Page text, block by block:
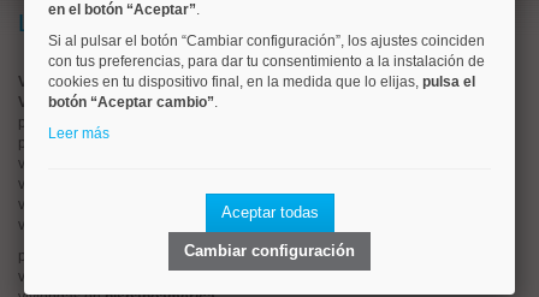
Lo más buscado
Valorar vivienda online
Vender piso
pisos en
chamberí
pisos en moncloa
viviendas en
viviendas en
viviendas en
viviendas en
pisos en
viviendas en
en el botón “Aceptar”.
Si al pulsar el botón “Cambiar configuración”, los ajustes coinciden
con tus preferencias, para dar tu consentimiento a la instalación de
cookies en tu dispositivo final, en la medida que lo elijas, pulsa el
botón “Aceptar cambio”.
Leer más
Aceptar todas
Cambiar configuración